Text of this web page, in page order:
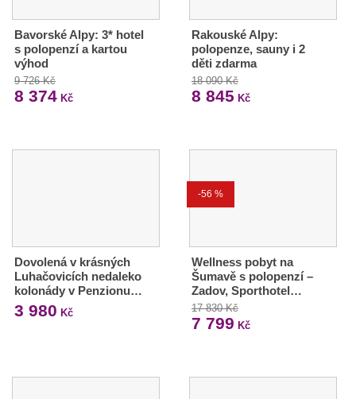
Bavorské Alpy: 3* hotel
s polopenzí a kartou
výhod
9 726 Kč
8 374 Kč
Rakouské Alpy:
polopenze, sauny i 2
děti zdarma
18 090 Kč
8 845 Kč
Dovolená v krásných
Luhačovicích nedaleko
kolonády v Penzionu…
3 980 Kč
-56 %
Wellness pobyt na
Šumavě s polopenzí –
Zadov, Sporthotel…
17 830 Kč
7 799 Kč